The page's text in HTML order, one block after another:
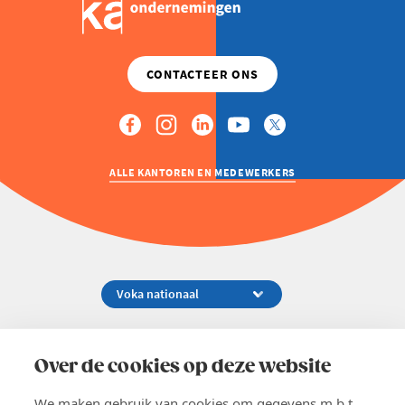
Over de cookies op deze website
ALLE KANTOREN EN MEDEWERKERS
02 229 81 11